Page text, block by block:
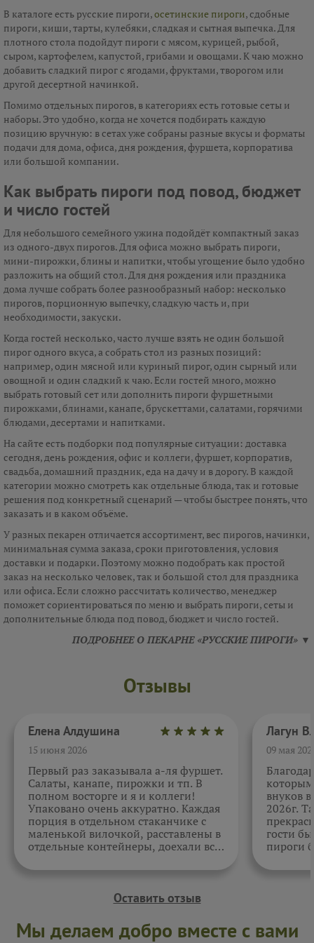
В каталоге есть русские пироги,осетинские пироги, сдобные
пироги, киши, тарты, кулебяки, сладкая и сытная выпечка. Для
плотного стола подойдут пироги с мясом, курицей, рыбой,
сыром, картофелем, капустой, грибами и овощами. К чаю можно
добавить сладкий пирог с ягодами, фруктами, творогом или
другой десертной начинкой.
Помимо отдельных пирогов, в категориях есть готовые сеты и
наборы. Это удобно, когда не хочется подбирать каждую
позицию вручную: в сетах уже собраны разные вкусы и форматы
подачи для дома, офиса, дня рождения, фуршета, корпоратива
или большой компании.
Как выбрать пироги под повод, бюджет
и число гостей
Для небольшого семейного ужина подойдёт компактный заказ
из одного-двух пирогов. Для офиса можно выбрать пироги,
мини-пирожки, блины и напитки, чтобы угощение было удобно
разложить на общий стол. Для дня рождения или праздника
дома лучше собрать более разнообразный набор: несколько
пирогов, порционную выпечку, сладкую часть и, при
необходимости, закуски.
Когда гостей несколько, часто лучше взять не один большой
пирог одного вкуса, а собрать стол из разных позиций:
например, один мясной или куриный пирог, один сырный или
овощной и один сладкий к чаю. Если гостей много, можно
выбрать готовый сет или дополнить пироги фуршетными
пирожками, блинами, канапе, брускеттами, салатами, горячими
блюдами, десертами и напитками.
На сайте есть подборки под популярные ситуации: доставка
сегодня, день рождения, офис и коллеги, фуршет, корпоратив,
свадьба, домашний праздник, еда на дачу и в дорогу. В каждой
категории можно смотреть как отдельные блюда, так и готовые
решения под конкретный сценарий — чтобы быстрее понять, что
заказать и в каком объёме.
У разных пекарен отличается ассортимент, вес пирогов, начинки,
минимальная сумма заказа, сроки приготовления, условия
доставки и подарки. Поэтому можно подобрать как простой
заказ на несколько человек, так и большой стол для праздника
или офиса. Если сложно рассчитать количество, менеджер
поможет сориентироваться по меню и выбрать пироги, сеты и
дополнительные блюда под повод, бюджет и число гостей.
ПОДРОБНЕЕ О ПЕКАРНЕ «РУССКИЕ ПИРОГИ» ▼
Отзывы
Елена Алдушина
15 июня 2026
Первый раз заказывала а-ля фуршет.
Салаты, канапе, пирожки и тп. В
полном восторге и я и коллеги!
Упаковано очень аккуратно. Каждая
порция в отдельном стаканчике с
маленькой вилочкой, расставлены в
отдельные контейнеры, доехали все
спасибо за внимательность к датам.
09 мая
внуков
2026г.
гости
пироги
Оставить отзыв
Мы делаем добро вместе с вами